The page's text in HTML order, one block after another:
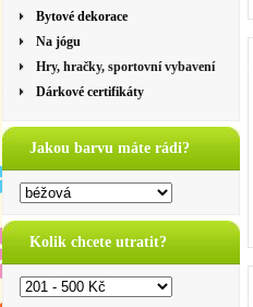
Bytové dekorace
Na jógu
Hry, hračky, sportovní vybavení
Dárkové certifikáty
Jakou barvu máte rádi?
Kolik chcete utratit?